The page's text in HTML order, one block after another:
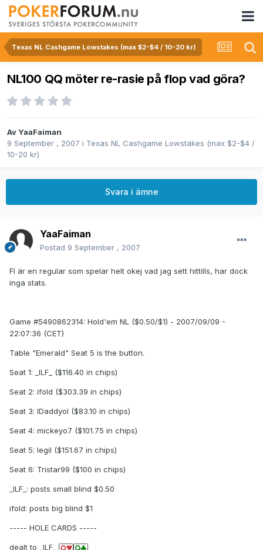
Texas NL Cashgame Lowstakes (max $2-$4 / 10-20 kr)
NL100 QQ möter re-rasie på flop vad göra?
AvYaaFaiman
9 September , 2007 i Texas NL Cashgame Lowstakes (max $2-$4 /
10-20 kr)
Svara i ämne
YaaFaiman
Postad 9 September , 2007
FI är en regular som spelar helt okej vad jag sett hittills, har dock
inga stats.
Game #5490862314: Hold'em NL ($0.50/$1) - 2007/09/09 -
22:07:36 (CET)
Table "Emerald" Seat 5 is the button.
Seat 1: _ILF_ ($116.40 in chips)
Seat 2: ifold ($303.39 in chips)
Seat 3: lDaddyol ($83.10 in chips)
Seat 4: mickeyo7 ($101.75 in chips)
Seat 5: legil ($151.67 in chips)
Seat 6: Tristar99 ($100 in chips)
_ILF_: posts small blind $0.50
ifold: posts big blind $1
----- HOLE CARDS -----
dealt to _ILF_